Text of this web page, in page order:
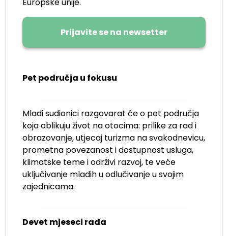
Europske unije.
Prijavite se na newsetter
Pet područja u fokusu
Mladi sudionici razgovarat će o pet područja
koja oblikuju život na otocima: prilike za rad i
obrazovanje, utjecaj turizma na svakodnevicu,
prometna povezanost i dostupnost usluga,
klimatske teme i održivi razvoj, te veće
uključivanje mladih u odlučivanje u svojim
zajednicama.
Devet mjeseci rada